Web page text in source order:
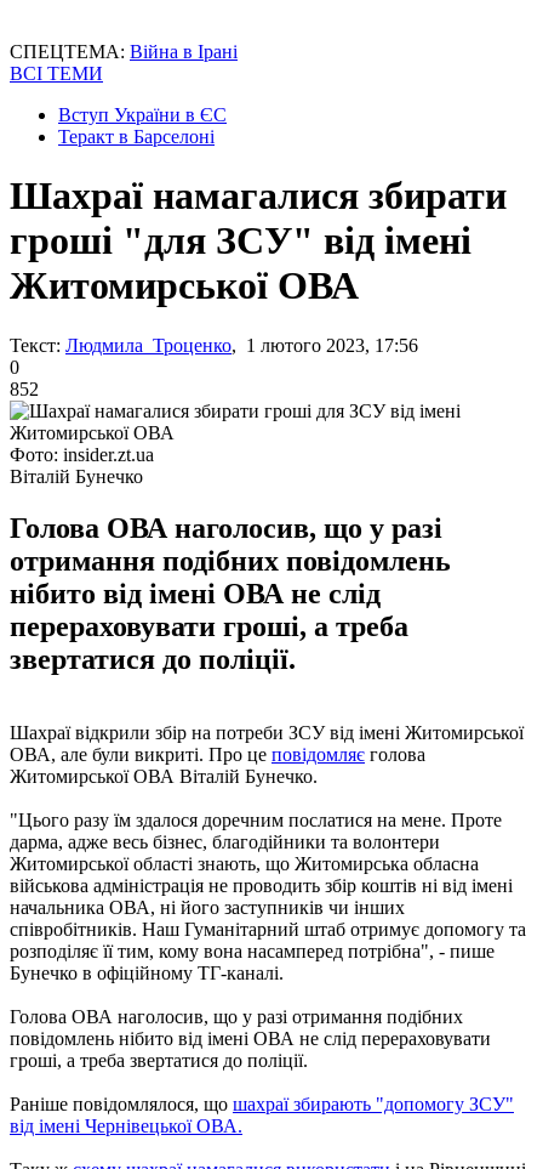
СПЕЦТЕМА: Війна в Ірані
ВСІ ТЕМИ
Вступ України в ЄС
Теракт в Барселоні
Шахраї намагалися збирати
гроші "для ЗСУ" від імені
Житомирської ОВА
Текст: Людмила Троценко, 1 лютого 2023, 17:56
0
852
Фото: insider.zt.ua
Віталій Бунечко
Голова ОВА наголосив, що у разі
отримання подібних повідомлень
нібито від імені ОВА не слід
перераховувати гроші, а треба
звертатися до поліції.
Шахраї відкрили збір на потреби ЗСУ від імені Житомирської
ОВА, але були викриті. Про це повідомляє голова
Житомирської ОВА Віталій Бунечко.
"Цього разу їм здалося доречним послатися на мене. Проте
дарма, адже весь бізнес, благодійники та волонтери
Житомирської області знають, що Житомирська обласна
військова адміністрація не проводить збір коштів ні від імені
начальника ОВА, ні його заступників чи інших
співробітників. Наш Гуманітарний штаб отримує допомогу та
розподіляє її тим, кому вона насамперед потрібна", - пише
Бунечко в офіційному ТГ-каналі.
Голова ОВА наголосив, що у разі отримання подібних
повідомлень нібито від імені ОВА не слід перераховувати
гроші, а треба звертатися до поліції.
Раніше повідомлялося, що шахраї збирають "допомогу ЗСУ"
від імені Чернівецької ОВА.